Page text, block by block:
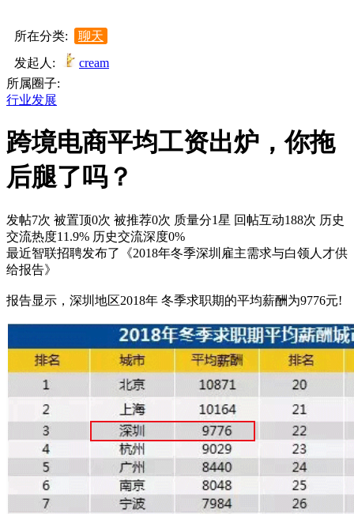
所在分类:
聊天
发起人:
cream
所属圈子:
行业发展
跨境电商平均工资出炉，你拖
后腿了吗？
发帖7次 被置顶0次 被推荐0次 质量分1星 回帖互动188次 历史
交流热度11.9% 历史交流深度0%
最近智联招聘发布了《2018年冬季深圳雇主需求与白领人才供
给报告》
报告显示，深圳地区2018年 冬季求职期的平均薪酬为9776元!